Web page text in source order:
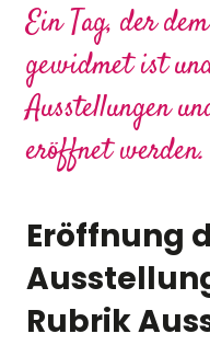
Ein Tag, der
gewidmet ist
Ausstellungen
eröffnet werden.
Eröffnung
Rubrik